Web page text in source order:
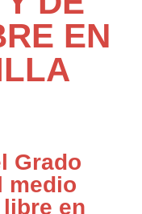
EN
Grado
medio
en